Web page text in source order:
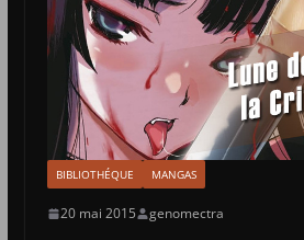
BIBLIOTHÉQUE MANGAS
20 mai 2015 genomectra